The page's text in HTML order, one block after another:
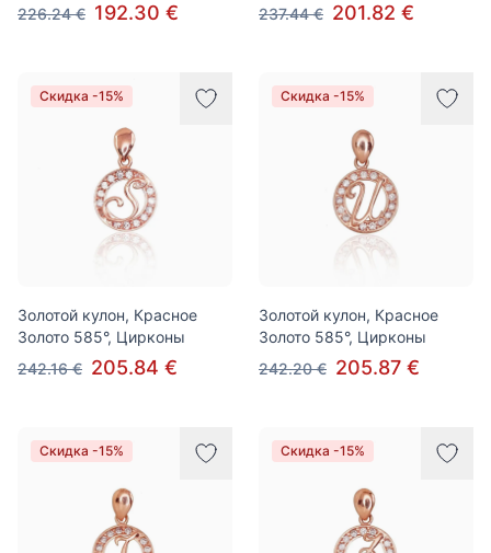
226.24 € 192.30 €
237.44 € 201.82 €
Скидка -15%
Золотой кулон, Красное
Золото 585°, Цирконы
242.16 € 205.84 €
Скидка -15%
Золотой кулон, Красное
Золото 585°, Цирконы
242.20 € 205.87 €
Скидка -15% Скидка -15%